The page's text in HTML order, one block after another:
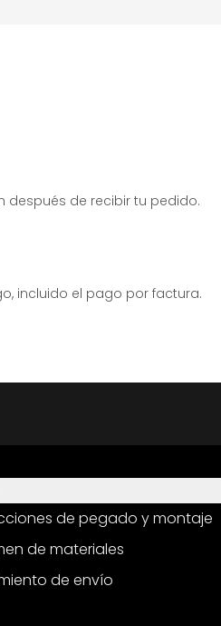
después de recibir tu pedido.
incluido el pago por factura.
de pegado y montaje
de materiales
de envío